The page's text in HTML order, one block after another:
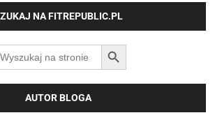
NA FITREPUBLIC.PL
SEARCH BUTTON
AUTOR BLOGA